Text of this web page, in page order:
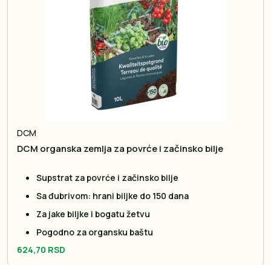
DCM
DCM organska zemlja za povrće i začinsko bilje
Supstrat za povrće i začinsko bilje
Sa đubrivom: hrani biljke do 150 dana
Za jake biljke i bogatu žetvu
Pogodno za organsku baštu
624,70 RSD